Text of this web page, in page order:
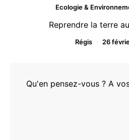
Ecologie &
Reprendre la terre
Régis 26
Qu'en pensez-vous ? A